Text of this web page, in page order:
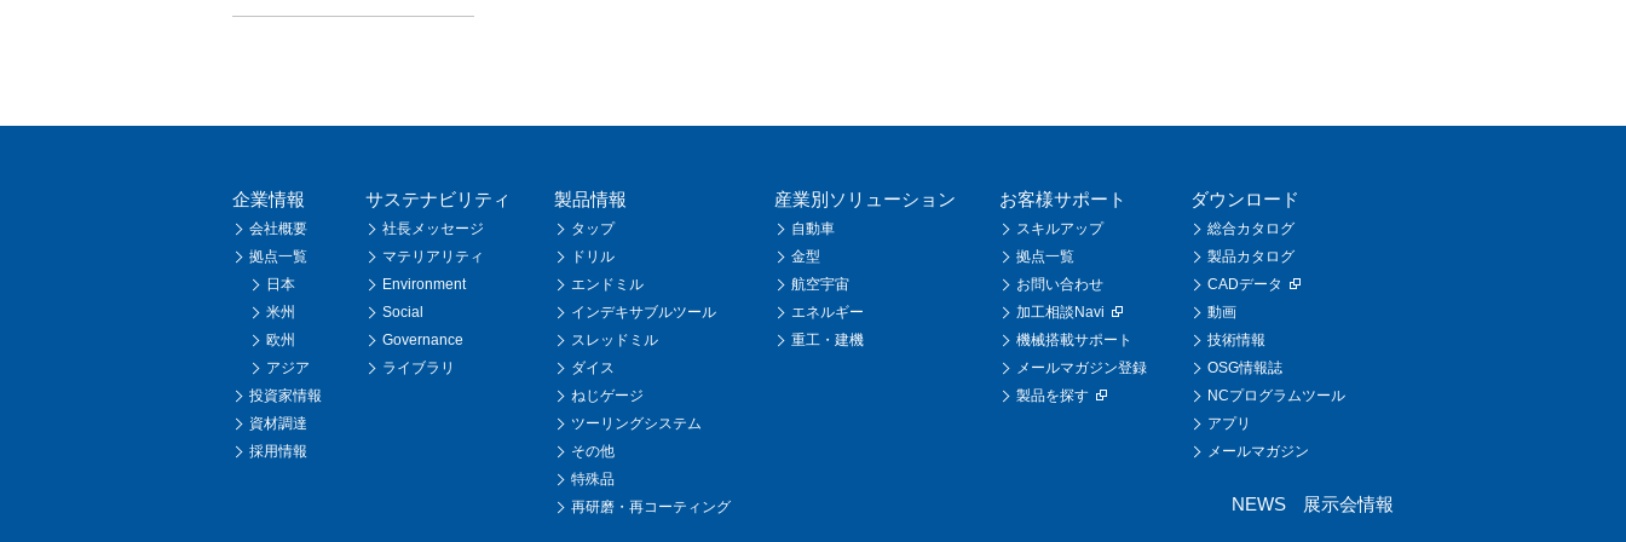
企業情報
会社概要
拠点一覧
日本
米州
欧州
アジア
投資家情報
資材調達
採用情報
サステナビリティ
社長メッセージ
マテリアリティ
Environment
Social
Governance
ライブラリ
製品情報
タップ
ドリル
エンドミル
インデキサブルツール
スレッドミル
ダイス
ねじゲージ
ツーリングシステム
その他
特殊品
再研磨・再コーティング
産業別ソリューション
自動車
金型
航空宇宙
エネルギー
重工・建機
お客様サポート
スキルアップ
拠点一覧
お問い合わせ
加工相談Navi
機械搭載サポート
メールマガジン登録
製品を探す
ダウンロード
総合カタログ
製品カタログ
CADデータ
動画
技術情報
OSG情報誌
NCプログラムツール
アプリ
メールマガジン
NEWS 展示会情報